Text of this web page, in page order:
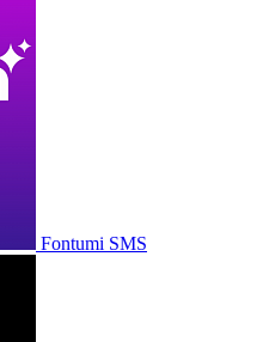
Fontumi SMS